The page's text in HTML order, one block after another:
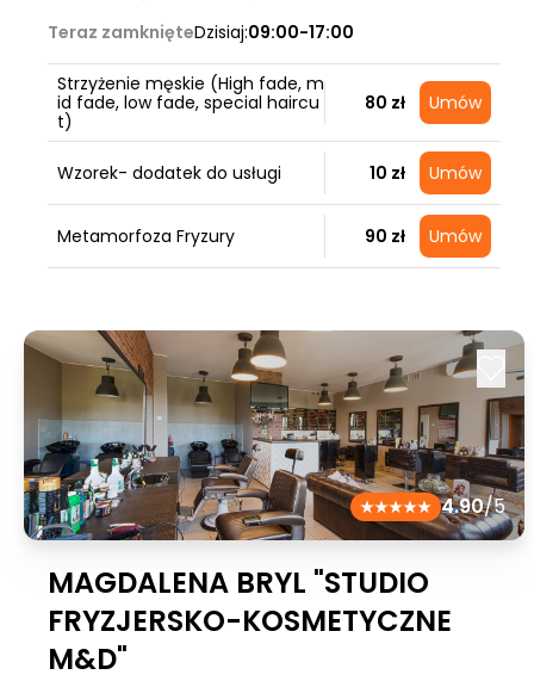
Teraz zamknięteDzisiaj:09:00-17:00
Strzyżenie męskie (High fade, m
id fade, low fade, special haircu
t)
80 zł Umów
Wzorek- dodatek do usługi 10 zł Umów
Metamorfoza Fryzury 90 zł Umów
4.90/5
MAGDALENA BRYL "STUDIO
FRYZJERSKO-KOSMETYCZNE
M&D"